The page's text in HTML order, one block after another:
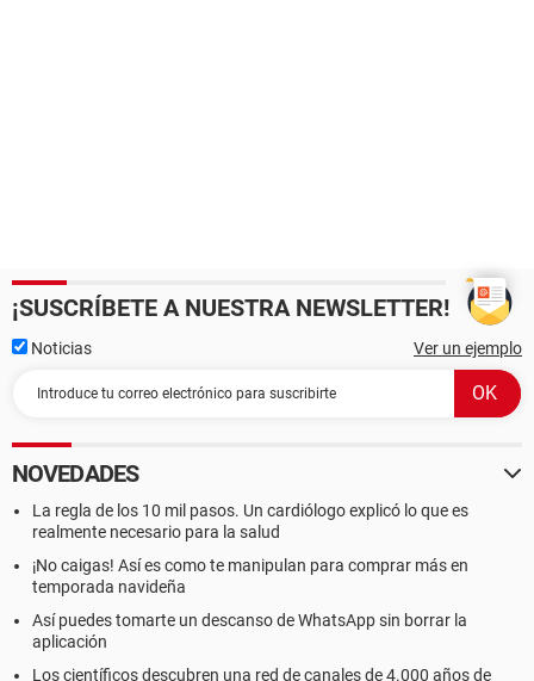
¡SUSCRÍBETE A NUESTRA NEWSLETTER!
Noticias Ver un ejemplo
NOVEDADES
La regla de los 10 mil pasos. Un cardiólogo explicó lo que es
realmente necesario para la salud
¡No caigas! Así es como te manipulan para comprar más en
temporada navideña
Así puedes tomarte un descanso de WhatsApp sin borrar la
aplicación
Los científicos descubren una red de canales de 4.000 años de